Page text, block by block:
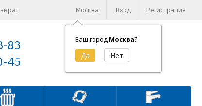
Москва
Ваш город Москва?
Вход Регистрация
83
45
Корзина (
на сумму